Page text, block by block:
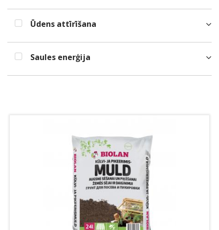
Ūdens attīrīšana
Saules enerģija